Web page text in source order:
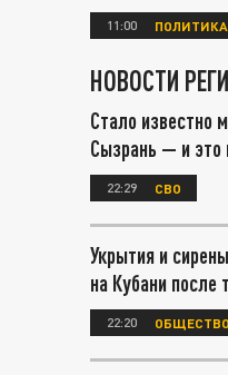
11:00 ПОЛИТИКА
НОВОСТИ
Стало известно
Сызрань — и это
22:29 СВО
Укрытия и
на Кубани после
22:20 ОБЩЕСТВО